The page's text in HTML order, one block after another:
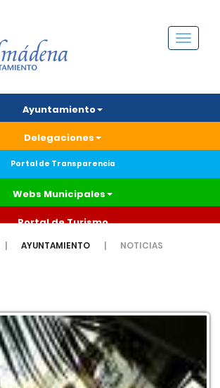
Menú
Ayuntamiento
Delegaciones
Portal de Transparencia
Webs Municipales
Portal de Turismo
AYUNTAMIENTO NOTICIAS